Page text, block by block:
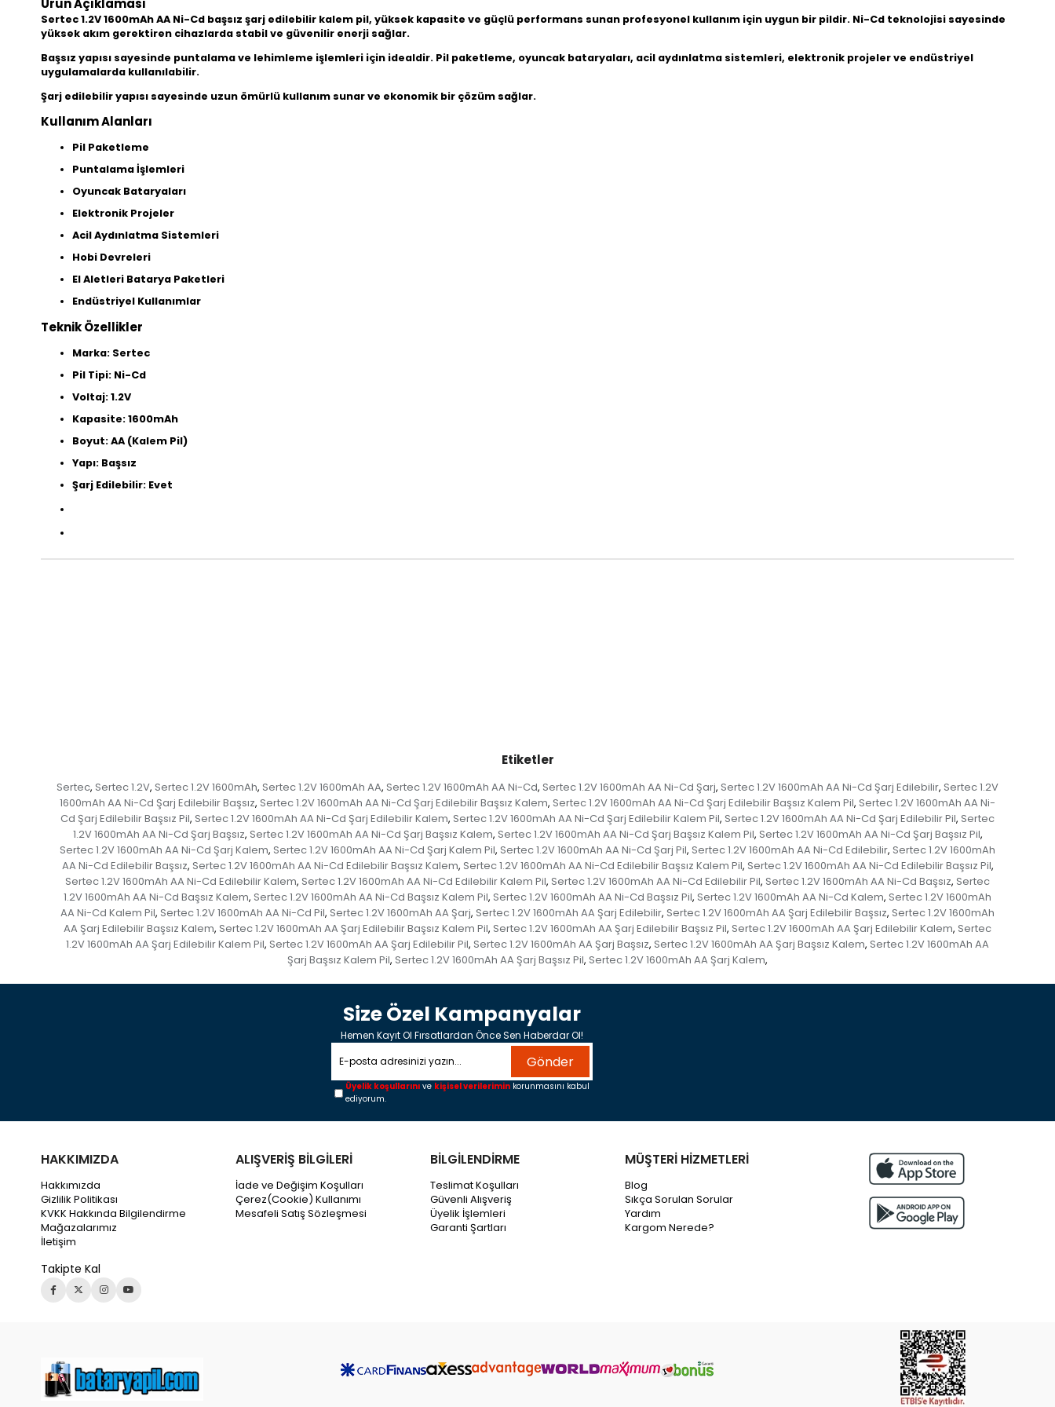
Ürün Açıklaması
Sertec 1.2V 1600mAh AA Ni-Cd başsız şarj edilebilir kalem pil, yüksek kapasite ve güçlü performans sunan profesyonel kullanım için uygun bir pildir. Ni-Cd teknolojisi sayesinde
yüksek akım gerektiren cihazlarda stabil ve güvenilir enerji sağlar.
Başsız yapısı sayesinde puntalama ve lehimleme işlemleri için idealdir. Pil paketleme, oyuncak bataryaları, acil aydınlatma sistemleri, elektronik projeler ve endüstriyel
uygulamalarda kullanılabilir.
Şarj edilebilir yapısı sayesinde uzun ömürlü kullanım sunar ve ekonomik bir çözüm sağlar.
Kullanım Alanları
Pil Paketleme
Puntalama İşlemleri
Oyuncak Bataryaları
Elektronik Projeler
Acil Aydınlatma Sistemleri
Hobi Devreleri
El Aletleri Batarya Paketleri
Endüstriyel Kullanımlar
Teknik Özellikler
Marka: Sertec
Pil Tipi: Ni-Cd
Voltaj: 1.2V
Kapasite: 1600mAh
Boyut: AA (Kalem Pil)
Yapı: Başsız
Şarj Edilebilir: Evet
Etiketler
Sertec, Sertec 1.2V, Sertec 1.2V 1600mAh, Sertec 1.2V 1600mAh AA, Sertec 1.2V 1600mAh AA Ni-Cd, Sertec 1.2V 1600mAh AA Ni-Cd Şarj, Sertec 1.2V 1600mAh AA Ni-Cd Şarj Edilebilir, Sertec 1.2V
1600mAh AA Ni-Cd Şarj Edilebilir Başsız, Sertec 1.2V 1600mAh AA Ni-Cd Şarj Edilebilir Başsız Kalem, Sertec 1.2V 1600mAh AA Ni-Cd Şarj Edilebilir Başsız Kalem Pil, Sertec 1.2V 1600mAh AA Ni-
Cd Şarj Edilebilir Başsız Pil, Sertec 1.2V 1600mAh AA Ni-Cd Şarj Edilebilir Kalem, Sertec 1.2V 1600mAh AA Ni-Cd Şarj Edilebilir Kalem Pil, Sertec 1.2V 1600mAh AA Ni-Cd Şarj Edilebilir Pil, Sertec
1.2V 1600mAh AA Ni-Cd Şarj Başsız, Sertec 1.2V 1600mAh AA Ni-Cd Şarj Başsız Kalem, Sertec 1.2V 1600mAh AA Ni-Cd Şarj Başsız Kalem Pil, Sertec 1.2V 1600mAh AA Ni-Cd Şarj Başsız Pil,
Sertec 1.2V 1600mAh AA Ni-Cd Şarj Kalem, Sertec 1.2V 1600mAh AA Ni-Cd Şarj Kalem Pil, Sertec 1.2V 1600mAh AA Ni-Cd Şarj Pil, Sertec 1.2V 1600mAh AA Ni-Cd Edilebilir, Sertec 1.2V 1600mAh
AA Ni-Cd Edilebilir Başsız, Sertec 1.2V 1600mAh AA Ni-Cd Edilebilir Başsız Kalem, Sertec 1.2V 1600mAh AA Ni-Cd Edilebilir Başsız Kalem Pil, Sertec 1.2V 1600mAh AA Ni-Cd Edilebilir Başsız Pil,
Sertec 1.2V 1600mAh AA Ni-Cd Edilebilir Kalem, Sertec 1.2V 1600mAh AA Ni-Cd Edilebilir Kalem Pil, Sertec 1.2V 1600mAh AA Ni-Cd Edilebilir Pil, Sertec 1.2V 1600mAh AA Ni-Cd Başsız, Sertec
1.2V 1600mAh AA Ni-Cd Başsız Kalem, Sertec 1.2V 1600mAh AA Ni-Cd Başsız Kalem Pil, Sertec 1.2V 1600mAh AA Ni-Cd Başsız Pil, Sertec 1.2V 1600mAh AA Ni-Cd Kalem, Sertec 1.2V 1600mAh
AA Ni-Cd Kalem Pil, Sertec 1.2V 1600mAh AA Ni-Cd Pil, Sertec 1.2V 1600mAh AA Şarj, Sertec 1.2V 1600mAh AA Şarj Edilebilir, Sertec 1.2V 1600mAh AA Şarj Edilebilir Başsız, Sertec 1.2V 1600mAh
AA Şarj Edilebilir Başsız Kalem, Sertec 1.2V 1600mAh AA Şarj Edilebilir Başsız Kalem Pil, Sertec 1.2V 1600mAh AA Şarj Edilebilir Başsız Pil, Sertec 1.2V 1600mAh AA Şarj Edilebilir Kalem, Sertec
1.2V 1600mAh AA Şarj Edilebilir Kalem Pil, Sertec 1.2V 1600mAh AA Şarj Edilebilir Pil, Sertec 1.2V 1600mAh AA Şarj Başsız, Sertec 1.2V 1600mAh AA Şarj Başsız Kalem, Sertec 1.2V 1600mAh AA
Şarj Başsız Kalem Pil, Sertec 1.2V 1600mAh AA Şarj Başsız Pil, Sertec 1.2V 1600mAh AA Şarj Kalem,
Size Özel Kampanyalar
Hemen Kayıt Ol Fırsatlardan Önce Sen Haberdar Ol!
Gönder
Üyelik koşullarını ve kişisel verilerimin korunmasını kabul
ediyorum.
HAKKIMIZDA
Hakkımızda
Gizlilik Politikası
KVKK Hakkında Bilgilendirme
Mağazalarımız
İletişim
Takipte Kal
ALIŞVERİŞ BİLGİLERİ
İade ve Değişim Koşulları
Çerez(Cookie) Kullanımı
Mesafeli Satış Sözleşmesi
BİLGİLENDİRME
Teslimat Koşulları
Güvenli Alışveriş
Üyelik İşlemleri
Garanti Şartları
MÜŞTERİ HİZMETLERİ
Blog
Sıkça Sorulan Sorular
Yardım
Kargom Nerede?